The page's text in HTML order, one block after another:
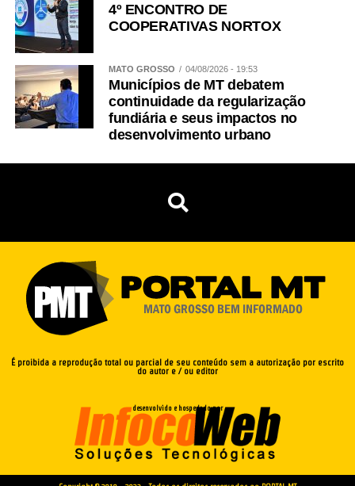
4º ENCONTRO DE
COOPERATIVAS NORTOX
MATO GROSSO 04/08/2026 - 19:53
Municípios de MT debatem
continuidade da regularização
fundiária e seus impactos no
desenvolvimento urbano
É proibida a reprodução total ou parcial de seu conteúdo sem a autorização por escrito
do autor e / ou editor
desenvolvido e hospedado por